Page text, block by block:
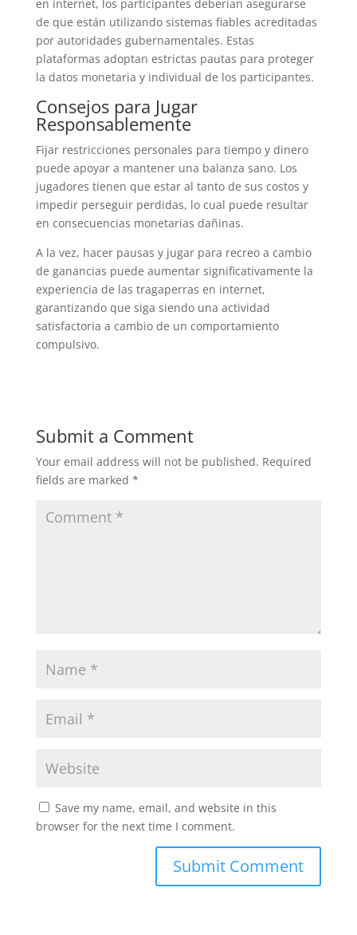
en internet, los participantes deberían asegurarse
de que están utilizando sistemas fiables acreditadas
por autoridades gubernamentales. Estas
plataformas adoptan estrictas pautas para proteger
la datos monetaria y individual de los participantes.
Consejos para Jugar
Responsablemente
Fijar restricciones personales para tiempo y dinero
puede apoyar a mantener una balanza sano. Los
jugadores tienen que estar al tanto de sus costos y
impedir perseguir perdidas, lo cual puede resultar
en consecuencias monetarias dañinas.
A la vez, hacer pausas y jugar para recreo a cambio
de ganancias puede aumentar significativamente la
experiencia de las tragaperras en internet,
garantizando que siga siendo una actividad
satisfactoria a cambio de un comportamiento
compulsivo.
Submit a Comment
Your email address will not be published. Required
fields are marked *
Save my name, email, and website in this
browser for the next time I comment.